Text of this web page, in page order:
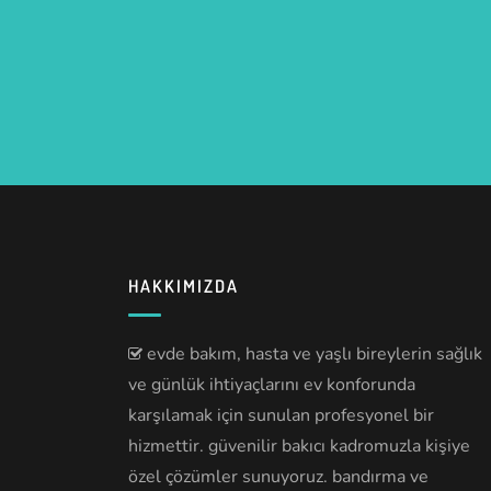
HAKKIMIZDA
evde bakım, hasta ve yaşlı bireylerin sağlık
ve günlük ihtiyaçlarını ev konforunda
karşılamak için sunulan profesyonel bir
hizmettir. güvenilir bakıcı kadromuzla kişiye
özel çözümler sunuyoruz. bandırma ve